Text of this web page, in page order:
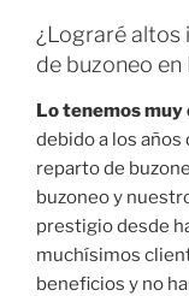
¿Lograré altos
de buzoneo en
Lo tenemos muy
debido a los
reparto de
buzoneo y
prestigio desde
muchísimos
beneficios y no